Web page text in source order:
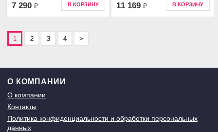
7 290 ₽ В КОРЗИНУ 11 169 ₽ В КОРЗИНУ
1 2 3 4 >
О КОМПАНИИ
О компании
Контакты
Политика конфиденциальности и обработки персональных
данных